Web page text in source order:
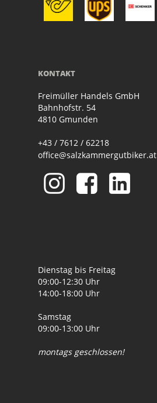
KONTAKT
Freimüller Handels GmbH
Bahnhofstr. 54
4810 Gmunden
+43 / 7612 / 62218
office@salzkammergutbiker.at
Dienstag bis Freitag
09:00-12:30 Uhr
14:00-18:00 Uhr
Samstag
09:00-13:00 Uhr
montags geschlossen!